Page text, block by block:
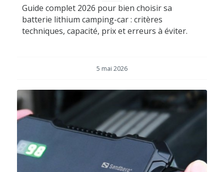
Guide complet 2026 pour bien choisir sa
batterie lithium camping-car : critères
techniques, capacité, prix et erreurs à éviter.
5 mai 2026